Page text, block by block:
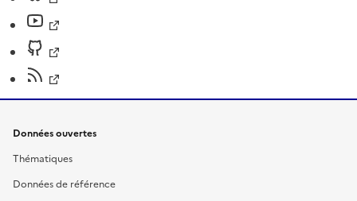
Données ouvertes
Thématiques
Données de référence